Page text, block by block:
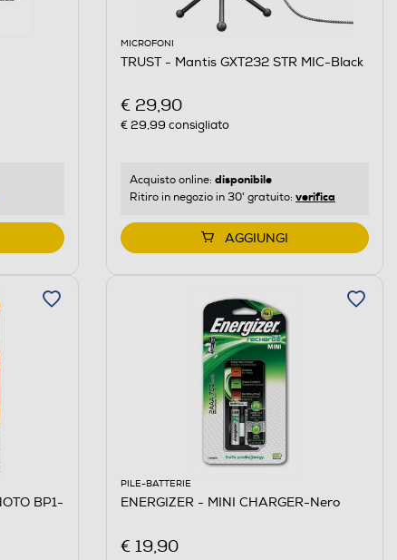
MICROFONI
TRUST - Mantis GXT232 STR MIC-Black
€ 29,90
€ 29,99 consigliato
Acquisto online: disponibile
Ritiro in negozio in 30' gratuito: verifica
AGGIUNGI
BP1-
PILE-BATTERIE
ENERGIZER - MINI CHARGER-Nero
€ 19,90